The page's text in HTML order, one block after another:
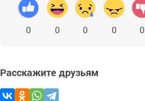
0 0 0 0 0
Расскажите друзьям